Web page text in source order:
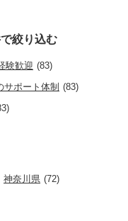
絞り込む
験歓迎 (83)
サポート体制 (83)
神奈川県 (72)